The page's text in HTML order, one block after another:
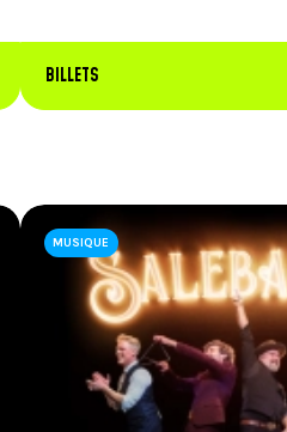
BILLETS
MUSIQUE